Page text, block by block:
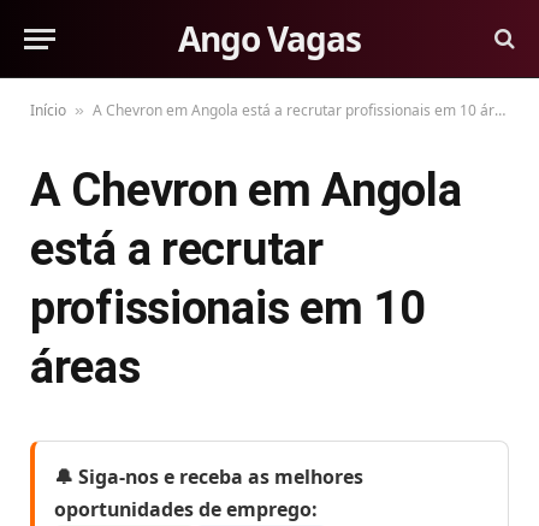
Ango Vagas
Início » A Chevron em Angola está a recrutar profissionais em 10 áreas
A Chevron em Angola
está a recrutar
profissionais em 10
áreas
🔔 Siga-nos e receba as melhores
oportunidades de emprego: